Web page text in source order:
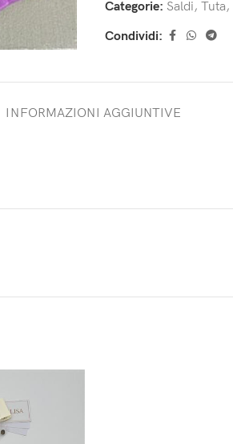
Categorie: Saldi, Tuta,
Condividi:
INFORMAZIONI AGGIUNTIVE